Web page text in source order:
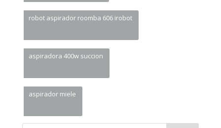
robot aspirador roomba 606 irobot
aspiradora 400w succion
aspirador miele